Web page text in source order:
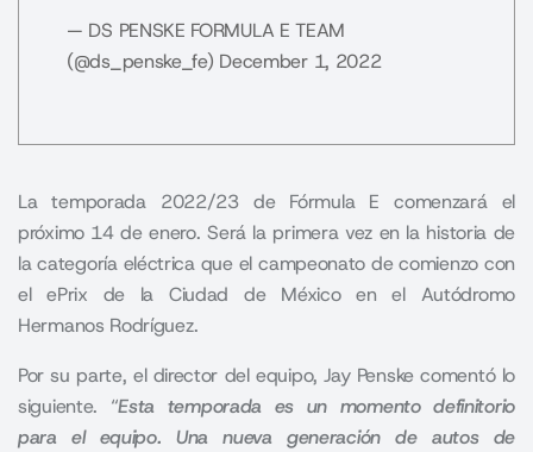
— DS PENSKE FORMULA E TEAM
(@ds_penske_fe) December 1, 2022
La temporada 2022/23 de Fórmula E comenzará el
próximo 14 de enero. Será la primera vez en la historia de
la categoría eléctrica que el campeonato de comienzo con
el ePrix de la Ciudad de México en el Autódromo
Hermanos Rodríguez.
Por su parte, el director del equipo, Jay Penske comentó lo
siguiente. “Esta temporada es un momento definitorio
para el equipo. Una nueva generación de autos de